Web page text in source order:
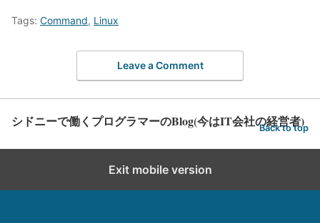
Tags: Command, Linux
Leave a Comment
シドニーで働くプログラマーのBlog(今はIT会社の経営者)
Back to top
Exit mobile version